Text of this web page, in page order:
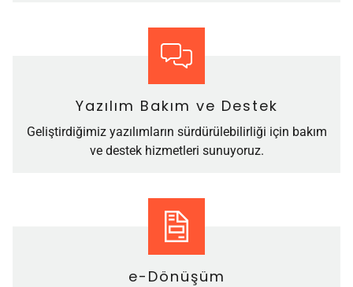
Yazılım Bakım ve Destek
Geliştirdiğimiz yazılımların sürdürülebilirliği için bakım
ve destek hizmetleri sunuyoruz.
e-Dönüşüm